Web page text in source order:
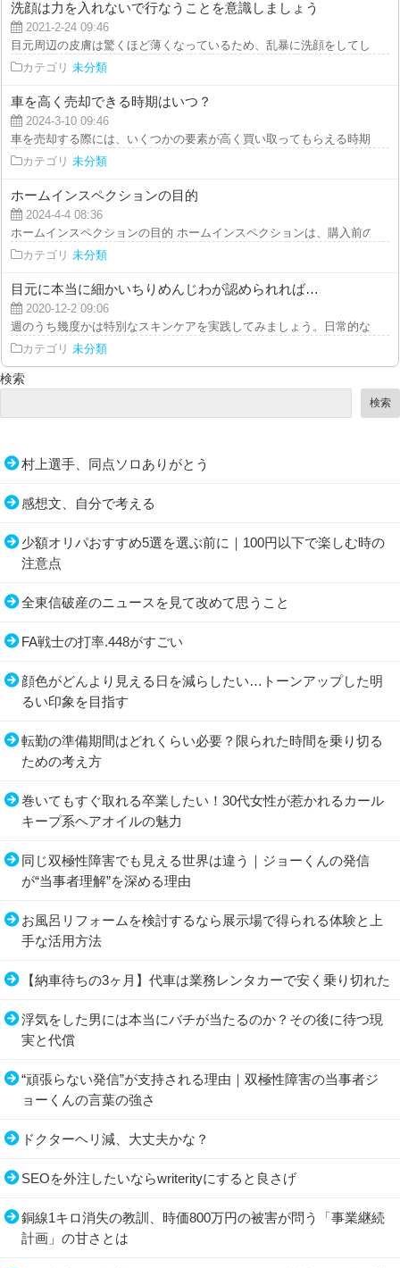
洗顔は力を入れないで行なうことを意識しましょう
2021-2-24 09:46
目元周辺の皮膚は驚くほど薄くなっているため、乱暴に洗顔をしてしまい
カテゴリ 未分類
車を高く売却できる時期はいつ？
2024-3-10 09:46
車を売却する際には、いくつかの要素が高く買い取ってもらえる時期とし
カテゴリ 未分類
ホームインスペクションの目的
2024-4-4 08:36
ホームインスペクションの目的 ホームインスペクションは、購入前の住
カテゴリ 未分類
目元に本当に細かいちりめんじわが認められれば…
2020-12-2 09:06
週のうち幾度かは特別なスキンケアを実践してみましょう。日常的なケア
カテゴリ 未分類
検索
検索
村上選手、同点ソロありがとう
感想文、自分で考える
少額オリパおすすめ5選を選ぶ前に｜100円以下で楽しむ時の
注意点
全東信破産のニュースを見て改めて思うこと
FA戦士の打率.448がすごい
顔色がどんより見える日を減らしたい…トーンアップした明
るい印象を目指す
転勤の準備期間はどれくらい必要？限られた時間を乗り切る
ための考え方
巻いてもすぐ取れる卒業したい！30代女性が惹かれるカール
キープ系ヘアオイルの魅力
同じ双極性障害でも見える世界は違う｜ジョーくんの発信
が“当事者理解”を深める理由
お風呂リフォームを検討するなら展示場で得られる体験と上
手な活用方法
【納車待ちの3ヶ月】代車は業務レンタカーで安く乗り切れた
浮気をした男には本当にバチが当たるのか？その後に待つ現
実と代償
“頑張らない発信”が支持される理由｜双極性障害の当事者ジ
ョーくんの言葉の強さ
ドクターヘリ減、大丈夫かな？
SEOを外注したいならwriterityにすると良さげ
銅線1キロ消失の教訓、時価800万円の被害が問う「事業継続
計画」の甘さとは